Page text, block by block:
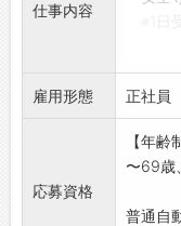
仕事内容
変更
雇用形態 正社員
応募資格
【年齢
〜69歳
普通自